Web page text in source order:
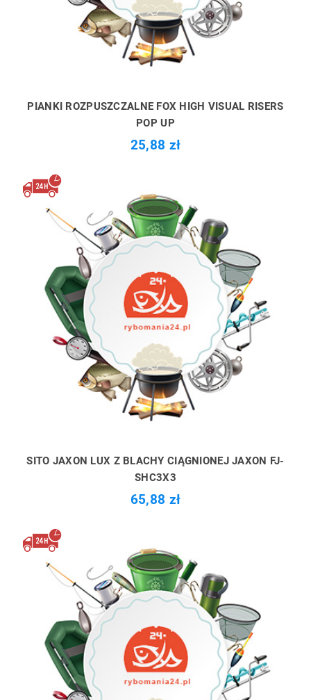
PIANKI ROZPUSZCZALNE FOX HIGH VISUAL RISERS
POP UP
25,88 zł
SITO JAXON LUX Z BLACHY CIĄGNIONEJ JAXON FJ-
SHC3X3
65,88 zł